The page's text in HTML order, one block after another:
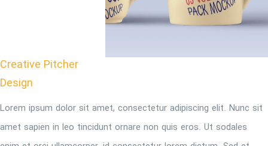
Creative Pitcher
Design
Lorem ipsum dolor sit amet, consectetur adipiscing elit. Nunc sit
amet sapien in leo tincidunt ornare non quis eros. Ut sodales